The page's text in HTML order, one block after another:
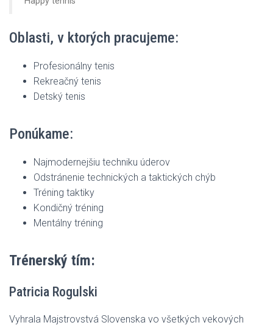
Oblasti, v ktorých pracujeme:
Profesionálny tenis
Rekreačný tenis
Detský tenis
Ponúkame:
Najmodernejšiu techniku úderov
Odstránenie technických a taktických chýb
Tréning taktiky
Kondičný tréning
Mentálny tréning
Trénerský tím:
Patricia Rogulski
Vyhrala Majstrovstvá Slovenska vo všetkých vekových